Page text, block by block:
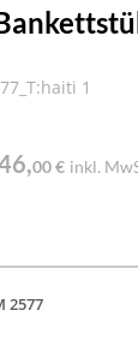
1
00 € inkl.
2577